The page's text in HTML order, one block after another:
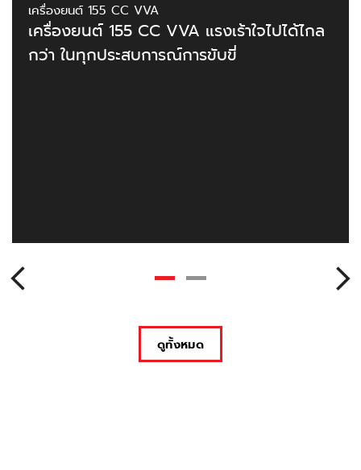
ดูทั้งหมด
เครื่องยนต์ 155 CC VVA
เครื่องยนต์ 155 CC VVA แรงเร้าใจไปได้ไกล
กว่า ในทุกประสบการณ์การขับขี่